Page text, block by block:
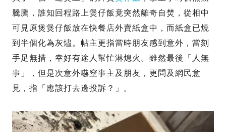
騰騰，誰知回程路上煲仔飯竟突然離奇自焚，從相中
可見原煲煲仔飯放在快餐店外賣紙盒中，而紙盒已燒
到半個化為灰燼。帖主更指當時朋友感到意外，當刻
手足無措，幸好有途人幫忙淋熄火。雖然最後「人無
事」，但是次意外嚇窒事主及朋友，更問及網民意
見，指「應該打去邊投訴？」。